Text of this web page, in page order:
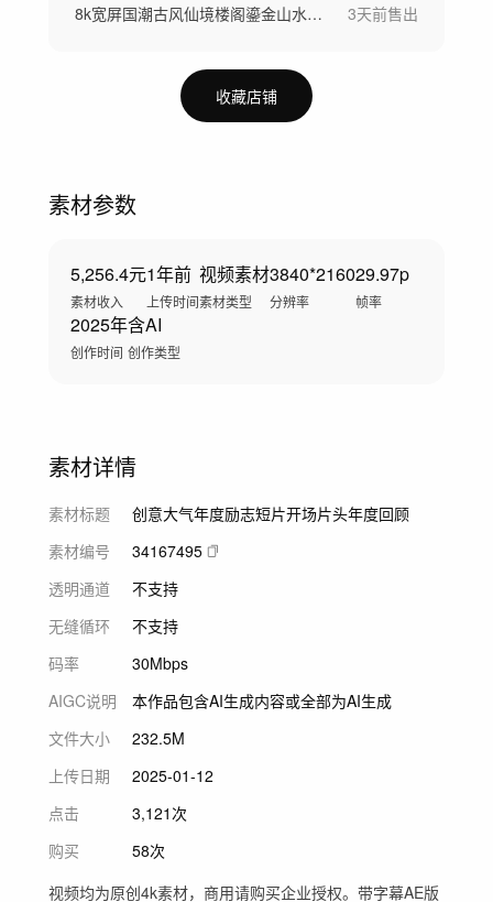
8k宽屏国潮古风仙境楼阁鎏金山水仙鹤背景 3天前售出
收藏店铺
素材参数
5,256.4元
素材收入
1年前
上传时间
视频素材
素材类型
3840*2160
分辨率
29.97p
帧率
2025年
创作时间
含AI
创作类型
素材详情
素材标题
创意大气年度励志短片开场片头年度回顾
素材编号
34167495
透明通道
不支持
无缝循环
不支持
码率
30Mbps
AIGC说明
本作品包含AI生成内容或全部为AI生成
文件大小
232.5M
上传日期
2025-01-12
点击
3,121次
购买
58次
视频均为原创4k素材，商用请购买企业授权。带字幕AE版